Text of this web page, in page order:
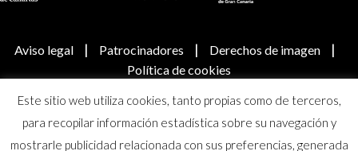
Aviso legal | Patrocinadores | Derechos de imagen |
Política de cookies
© Real Academia Canaria de Bellas Artes de San Miguel
Arcángel
Este sitio web utiliza cookies, tanto propias como de terceros,
para recopilar información estadística sobre su navegación y
mostrarle publicidad relacionada con sus preferencias, generada